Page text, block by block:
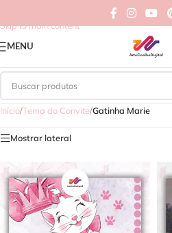
Skip to main content
MENU
Início/Tema do Convite/Gatinha Marie
Mostrar lateral